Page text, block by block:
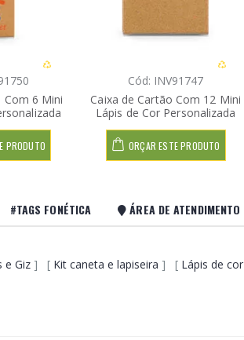
Com 6 Mini
PRODUTO
Cód: INV91747
Caixa de Cartão Com 12 Mini
Lápis de Cor Personalizada
ORÇAR ESTE PRODUTO
#TAGS FONÉTICA ÁREA DE ATENDIMENTO
e Giz ] [ Kit caneta e lapiseira ] [ Lápis de cor